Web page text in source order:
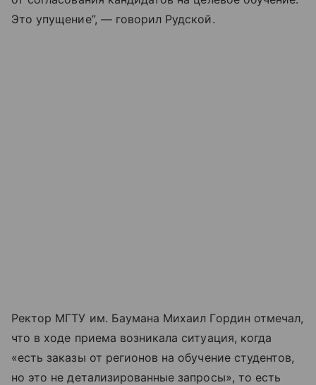
Это упущение”, — говорил Рудской.
Ректор МГТУ им. Баумана Михаил Гордин отмечал,
что в ходе приема возникала ситуация, когда
«есть заказы от регионов на обучение студентов,
но это не детализированные запросы», то есть